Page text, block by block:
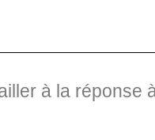
à la réponse